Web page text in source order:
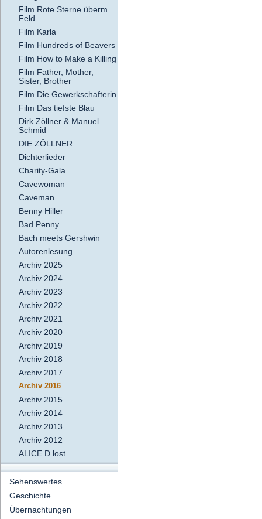
Film Rote Sterne überm
Feld
Film Karla
Film Hundreds of Beavers
Film How to Make a Killing
Film Father, Mother,
Sister, Brother
Film Die Gewerkschafterin
Film Das tiefste Blau
Dirk Zöllner & Manuel
Schmid
DIE ZÖLLNER
Dichterlieder
Charity-Gala
Cavewoman
Caveman
Benny Hiller
Bad Penny
Bach meets Gershwin
Autorenlesung
Archiv 2025
Archiv 2024
Archiv 2023
Archiv 2022
Archiv 2021
Archiv 2020
Archiv 2019
Archiv 2018
Archiv 2017
Archiv 2016
Archiv 2015
Archiv 2014
Archiv 2013
Archiv 2012
ALICE D lost
Sehenswertes
Geschichte
Übernachtungen